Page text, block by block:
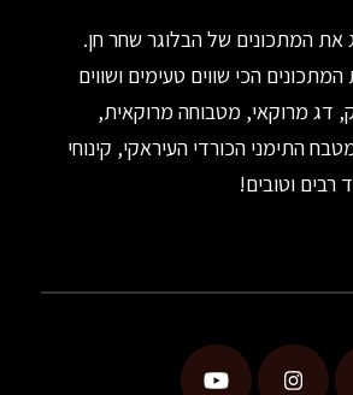
המתכונים של הבלוגר שחר חן.
הכי שווים טעימים ושווים
דג מרוקאי, מטבוחה מרוקאית,
התימני הכורדי העיראקי, קינוחי
רבים וטובים!